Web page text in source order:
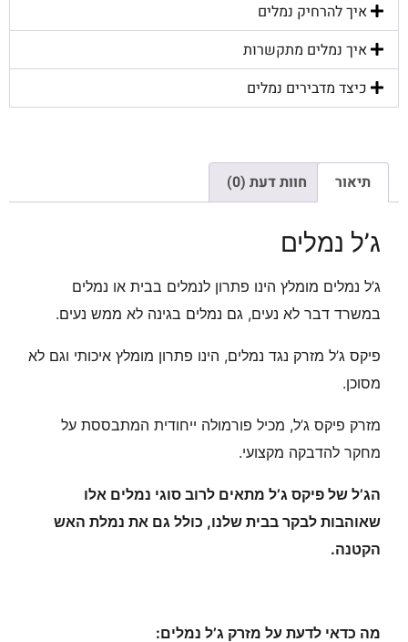
איך להרחיק נמלים
איך נמלים מתקשרות
כיצד מדבירים נמלים
תיאור חוות דעת (0)
ג’ל נמלים
ג’ל נמלים מומלץ הינו פתרון לנמלים בבית או נמלים
במשרד דבר לא נעים, גם נמלים בגינה לא ממש נעים.
פיקס ג’ל מזרק נגד נמלים, הינו פתרון מומלץ איכותי וגם לא
מסוכן.
מזרק פיקס ג’ל, מכיל פורמולה ייחודית המתבססת על
מחקר להדבקה מקצועי.
הג’ל של פיקס ג’ל מתאים לרוב סוגי נמלים אלו
שאוהבות לבקר בבית שלנו, כולל גם את נמלת האש
הקטנה.
מה כדאי לדעת על מזרק ג’ל נמלים: